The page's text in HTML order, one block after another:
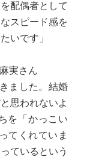
配偶者として
スピード感を
いです」
実さん
ました。結婚
思われないよ
を「かっこい
てくれていま
ているという